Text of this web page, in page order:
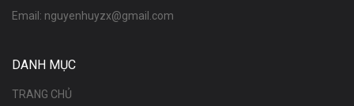
Email: nguyenhuyzx@gmail.com
DANH MỤC
TRANG CHỦ